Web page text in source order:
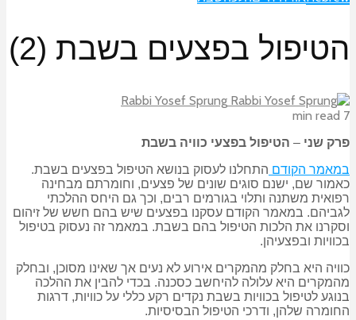
הטיפול בפצעים בשבת (2)
7 min read
פרק שני – הטיפול בפצעי כוויה בשבת
במאמר הקודם התחלנו לעסוק בנושא הטיפול בפצעים בשבת.
כאמור שם, ישנם סוגים שונים של פצעים, וחומרתם מבחינה
רפואית משתנה ותלוי בגורמים רבים, וכך גם היחס ההלכתי
לגביהם. במאמר הקודם עסקנו בפצעים שיש בהם חשש של זיהום
וסקרנו את הלכות הטיפול בהם בשבת. במאמר זה נעסוק בטיפול
בכוויות ובפצעיהן.
כוויה היא בחלק מהמקרים אירוע לא נעים אך שאינו מסוכן, ובחלק
מהמקרים היא עלולה להיחשב כסכנה. בכדי להבין את ההלכה
בנוגע לטיפול בכוויות בשבת נקדים רקע כללי על כוויות, דרגות
החומרה שלהן, ודרכי הטיפול הבסיסיות.